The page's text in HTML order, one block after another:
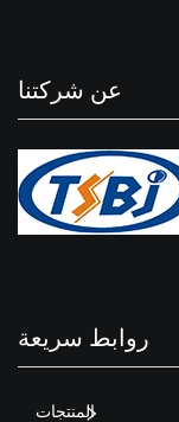
عن شركتنا
روابط سريعة
المنتجات